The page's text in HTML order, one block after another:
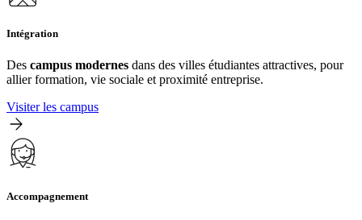
Intégration
Des campus modernes dans des villes étudiantes attractives, pour
allier formation, vie sociale et proximité entreprise.
Visiter les campus
Accompagnement